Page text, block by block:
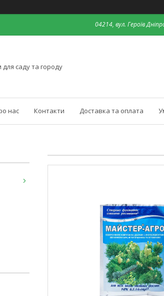
04214, вул. Героїв
саду та городу
нас Контакти Доставка та оплата